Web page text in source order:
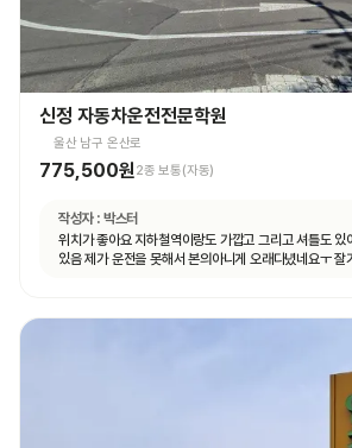
신정 자동차운전전문학원
울산 남구 온산로
775,500원2종 보통(자동)
작성자 : 박스터
위치가 좋아요 지하철역이랑도 가깝고 그리고 셔틀도 있
있음 제가 운전을 못해서 본의아니게 오래다녔네요ㅜ 잘